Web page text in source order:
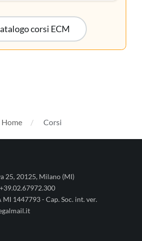
corsi ECM
Home Corsi
25, 20125, Milano (MI)
1447793 - Cap. Soc. int. ver.